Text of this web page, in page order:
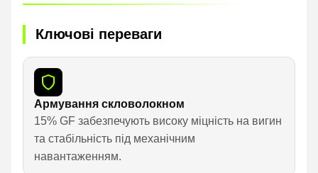
Ключові переваги
Армування скловолокном
15% GF забезпечують високу міцність на вигин
та стабільність під механічним
навантаженням.